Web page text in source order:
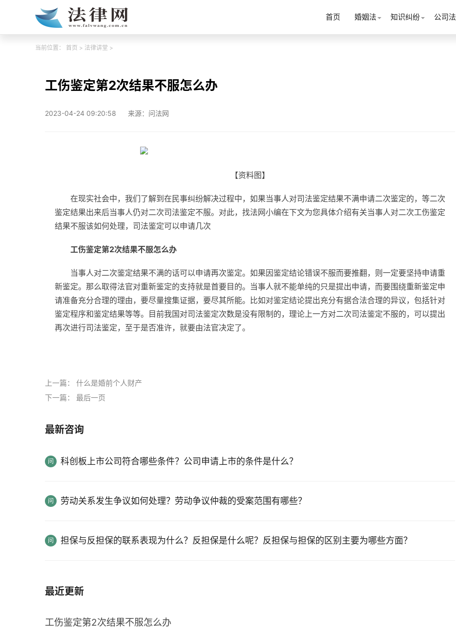
首页 婚姻法 知识纠纷 公司法
当前位置： 首页 > 法律讲堂 >
工伤鉴定第2次结果不服怎么办
2023-04-24 09:20:58 来源：问法网
【资料图】
在现实社会中，我们了解到在民事纠纷解决过程中，如果当事人对司法鉴定结果不满申请二次鉴定的，等二次
鉴定结果出来后当事人仍对二次司法鉴定不服。对此，找法网小编在下文为您具体介绍有关当事人对二次工伤鉴定
结果不服该如何处理，司法鉴定可以申请几次
工伤鉴定第2次结果不服怎么办
当事人对二次鉴定结果不满的话可以申请再次鉴定。如果因鉴定结论错误不服而要推翻，则一定要坚持申请重
新鉴定。那么取得法官对重新鉴定的支持就是首要目的。当事人就不能单纯的只是提出申请，而要围绕重新鉴定申
请准备充分合理的理由，要尽量搜集证据，要尽其所能。比如对鉴定结论提出充分有据合法合理的异议，包括针对
鉴定程序和鉴定结果等等。目前我国对司法鉴定次数是没有限制的，理论上一方对二次司法鉴定不服的，可以提出
再次进行司法鉴定，至于是否准许，就要由法官决定了。
上一篇： 什么是婚前个人财产
下一篇： 最后一页
最新咨询
科创板上市公司符合哪些条件？公司申请上市的条件是什么？
劳动关系发生争议如何处理？劳动争议仲裁的受案范围有哪些？
担保与反担保的联系表现为什么？反担保是什么呢？反担保与担保的区别主要为哪些方面？
最近更新
工伤鉴定第2次结果不服怎么办